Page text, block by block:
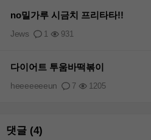
no밀가루 시금치 프리타타!!
1 931
Jews
다이어트 투움바떡볶이
7 1205
heeeeeeeun
댓글 (4)